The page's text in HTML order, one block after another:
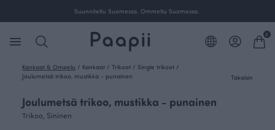
Suunniteltu Suomessa. Ommeltu Suomessa.
0
Kankaat & Ompelu / Kankaat / Trikoot / Single trikoot /
Joulumetsä trikoo, mustikka - punainen
Takaisin
Joulumetsä trikoo, mustikka - punainen
Trikoo, Sininen